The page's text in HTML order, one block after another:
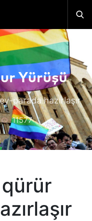
Yürüşü
parada hazırlaşır
11577